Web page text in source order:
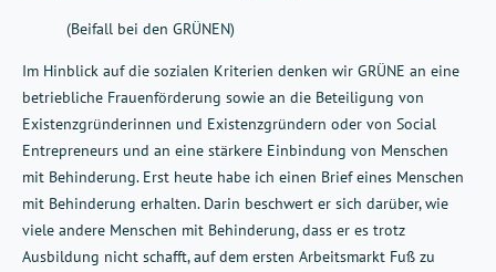
(Beifall bei den GRÜNEN)
Im Hinblick auf die sozialen Kriterien denken wir GRÜNE an eine
betriebliche Frauenförderung sowie an die Beteiligung von
Existenzgründerinnen und Existenzgründern oder von Social
Entrepreneurs und an eine stärkere Einbindung von Menschen
mit Behinderung. Erst heute habe ich einen Brief eines Menschen
mit Behinderung erhalten. Darin beschwert er sich darüber, wie
viele andere Menschen mit Behinderung, dass er es trotz
Ausbildung nicht schafft, auf dem ersten Arbeitsmarkt Fuß zu